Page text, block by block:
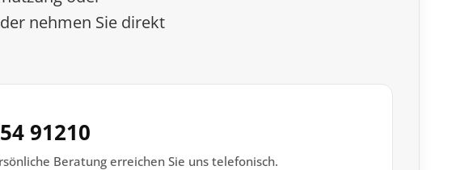
nehmen Sie direkt
91210
Beratung erreichen Sie uns telefonisch.